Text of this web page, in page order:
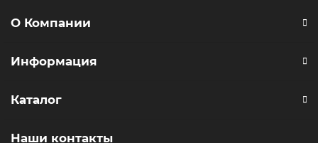
О Компании
Информация
Каталог
Наши контакты